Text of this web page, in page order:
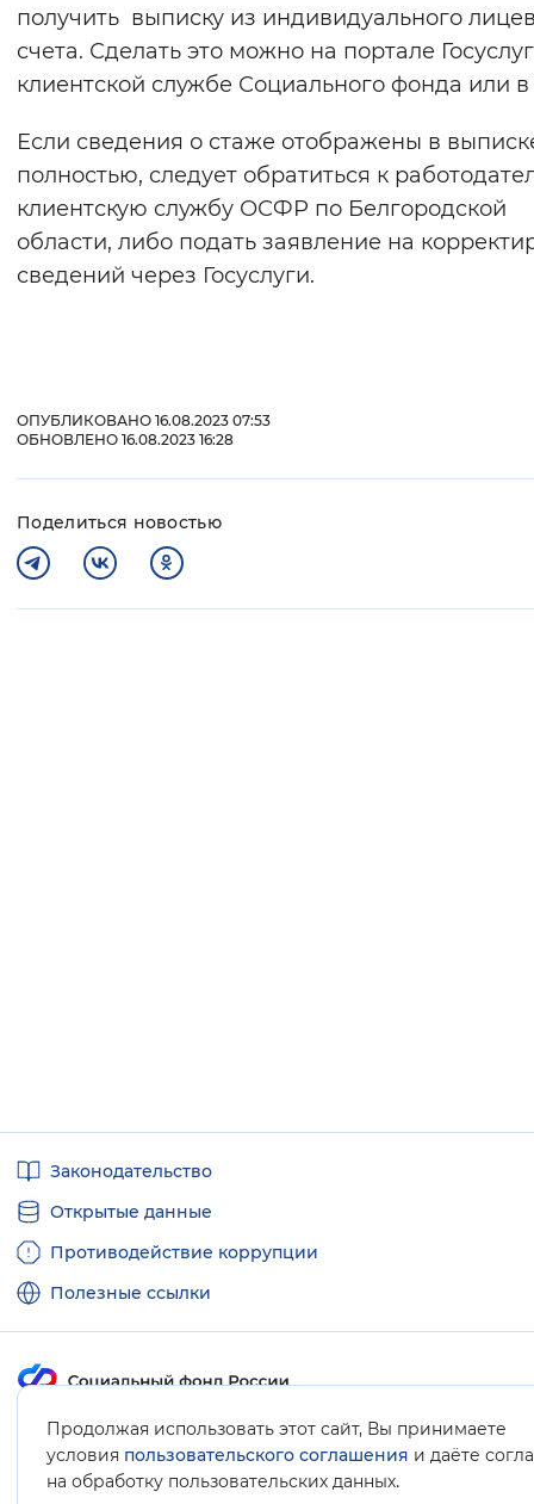
получить выписку из индивидуального
счета. Сделать это можно на портале
клиентской службе Социального фонда или
Если сведения о стаже отображены в
полностью, следует обратиться к
клиентскую службу ОСФР по Белгородской
области, либо подать заявление на
сведений через Госуслуги.
ОПУБЛИКОВАНО 16.08.2023 07:53
ОБНОВЛЕНО 16.08.2023 16:28
Поделиться новостью
Продолжая использовать этот сайт, Вы принимаете
условия пользовательского соглашения и даёте
на обработку пользовательских данных.
ссылкиЗаконодательство
Открытые данные
Противодействие коррупции
Полезные ссылки
Карта сайта